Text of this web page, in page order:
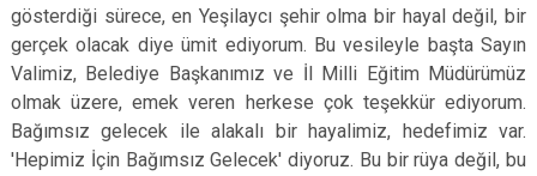
gösterdiği sürece, en Yeşilaycı şehir olma bir hayal değil, bir
gerçek olacak diye ümit ediyorum. Bu vesileyle başta Sayın
Valimiz, Belediye Başkanımız ve İl Milli Eğitim Müdürümüz
olmak üzere, emek veren herkese çok teşekkür ediyorum.
Bağımsız gelecek ile alakalı bir hayalimiz, hedefimiz var.
'Hepimiz İçin Bağımsız Gelecek' diyoruz. Bu bir rüya değil, bu